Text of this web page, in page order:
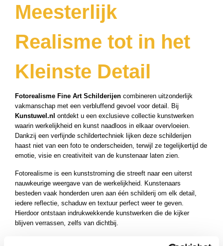
Meesterlijk
Realisme tot in het
Kleinste Detail
Fotorealisme Fine Art Schilderijen combineren uitzonderlijk
vakmanschap met een verbluffend gevoel voor detail. Bij
Kunstuwel.nl ontdekt u een exclusieve collectie kunstwerken
waarin werkelijkheid en kunst naadloos in elkaar overvloeien.
Dankzij een verfijnde schildertechniek lijken deze schilderijen
haast niet van een foto te onderscheiden, terwijl ze tegelijkertijd de
emotie, visie en creativiteit van de kunstenaar laten zien.
Fotorealisme is een kunststroming die streeft naar een uiterst
nauwkeurige weergave van de werkelijkheid. Kunstenaars
besteden vaak honderden uren aan één schilderij om elk detail,
iedere reflectie, schaduw en textuur perfect weer te geven.
Hierdoor ontstaan indrukwekkende kunstwerken die de kijker
blijven verrassen, zelfs van dichtbij.